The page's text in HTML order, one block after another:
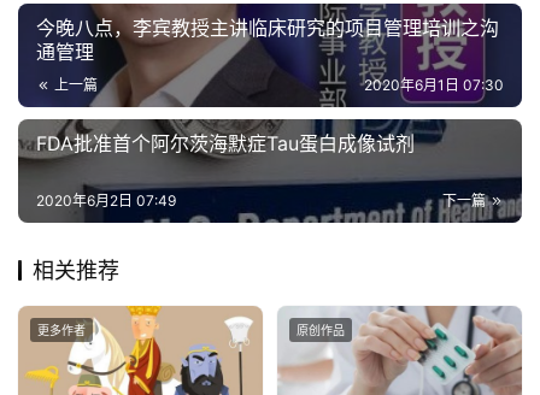
今晚八点，李宾教授主讲临床研究的项目管理培训之沟
通管理
上一篇 2020年6月1日 07:30
FDA批准首个​阿尔茨海默症Tau蛋白成像试剂
下一篇
2020年6月2日 07:49
相关推荐
更多作者 原创作品